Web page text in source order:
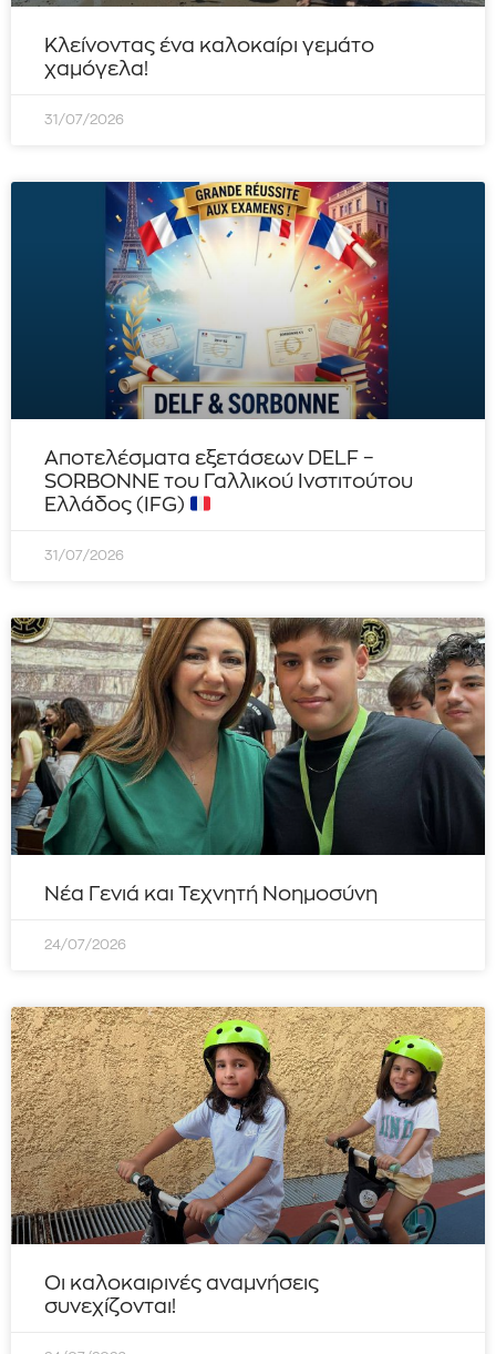
Κλείνοντας ένα καλοκαίρι γεμάτο
χαμόγελα!
31/07/2026
Αποτελέσματα εξετάσεων DELF –
SORBONNE του Γαλλικού Ινστιτούτου
Ελλάδος (IFG)
31/07/2026
Νέα Γενιά και Τεχνητή Νοημοσύνη
24/07/2026
Οι καλοκαιρινές αναμνήσεις
συνεχίζονται!